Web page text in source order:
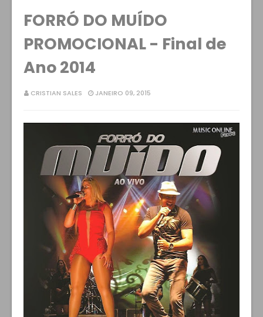
FORRÓ DO MUÍDO
PROMOCIONAL - Final de
Ano 2014
CRISTIAN SALES JANEIRO 09, 2015